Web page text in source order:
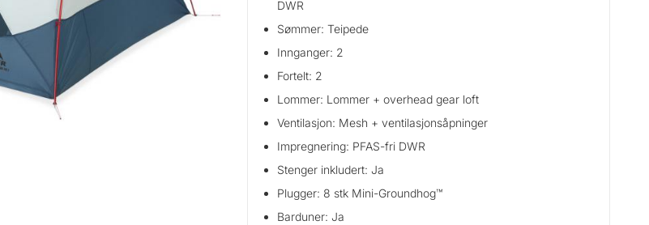
DWR
Sømmer: Teipede
Innganger: 2
Fortelt: 2
Lommer: Lommer + overhead gear loft
Ventilasjon: Mesh + ventilasjonsåpninger
Impregnering: PFAS-fri DWR
Stenger inkludert: Ja
Plugger: 8 stk Mini-Groundhog™
Barduner: Ja